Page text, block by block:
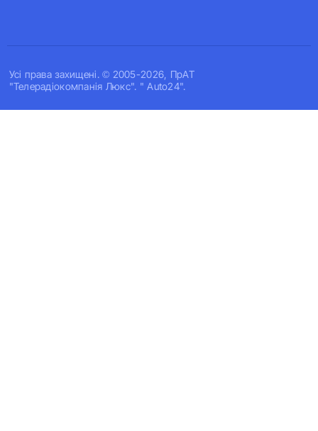
Усi права захищенi. © 2005-2026, ПрАТ
"Телерадіокомпанія Люкс". " Auto24".